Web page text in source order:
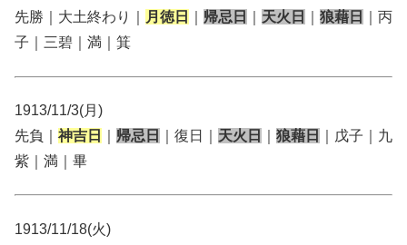
先勝｜大土終わり｜
月徳日 帰忌日 天火日 狼藉日
｜丙
子｜三碧｜満｜箕
1913/11/3(月)
先負｜ 神吉日 帰忌日 ｜復日｜ 天火日 狼藉日
｜戊子｜九
紫｜満｜畢
1913/11/18(火)